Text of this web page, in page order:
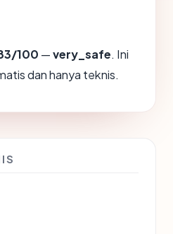
100 —very_safe. Ini
dan hanya teknis.